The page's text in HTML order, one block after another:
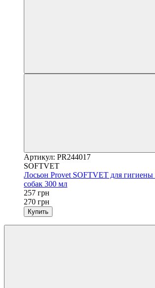
Артикул: PR244017
SOFTVET
Лосьон Provet SOFTVET для гигиены
собак 300 мл
257 грн
270 грн
Купить